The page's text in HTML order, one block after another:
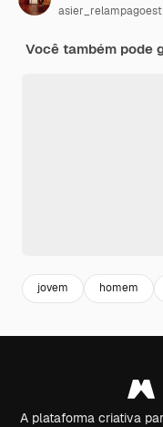
Você também pode
jovem homem
A plataforma criativa